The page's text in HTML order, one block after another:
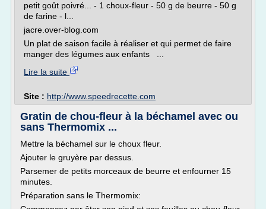
petit goût poivré... - 1 choux-fleur - 50 g de beurre - 50 g
de farine - l...
jacre.over-blog.com
Un plat de saison facile à réaliser et qui permet de faire
manger des légumes aux enfants ...
Lire la suite
Site : http://www.speedrecette.com
Gratin de chou-fleur à la béchamel avec ou
sans Thermomix ...
Mettre la béchamel sur le choux fleur.
Ajouter le gruyère par dessus.
Parsemer de petits morceaux de beurre et enfourner 15
minutes.
Préparation sans le Thermomix: